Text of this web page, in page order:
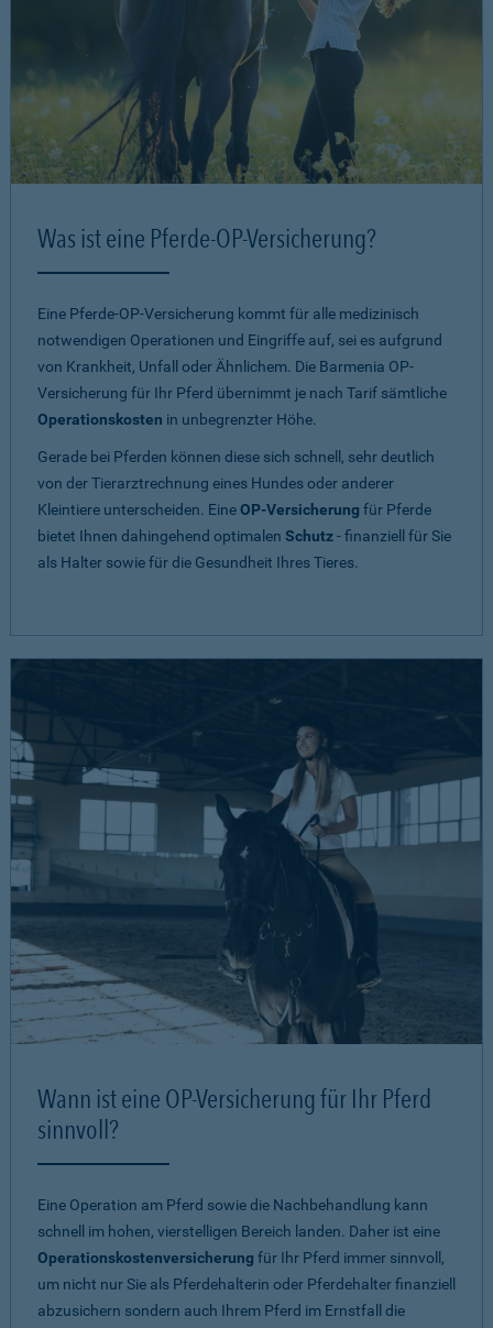
Was ist eine Pferde-OP-Versicherung?
Eine Pferde-OP-Versicherung kommt für alle medizinisch
notwendigen Operationen und Eingriffe auf, sei es aufgrund
von Krankheit, Unfall oder Ähnlichem. Die Barmenia OP-
Versicherung für Ihr Pferd übernimmt je nach Tarif sämtliche
Operationskosten in unbegrenzter Höhe.
Gerade bei Pferden können diese sich schnell, sehr deutlich
von der Tierarztrechnung eines Hundes oder anderer
Kleintiere unterscheiden. EineOP-Versicherung für Pferde
bietet Ihnen dahingehend optimalen Schutz- finanziell für Sie
als Halter sowie für die Gesundheit Ihres Tieres.
Wann ist eine OP-Versicherung für Ihr Pferd
sinnvoll?
Eine Operation am Pferd sowie die Nachbehandlung kann
schnell im hohen, vierstelligen Bereich landen. Daher ist eine
Operationskostenversicherung für Ihr Pferd immer sinnvoll,
um nicht nur Sie als Pferdehalterin oder Pferdehalter finanziell
abzusichern sondern auch Ihrem Pferd im Ernstfall die